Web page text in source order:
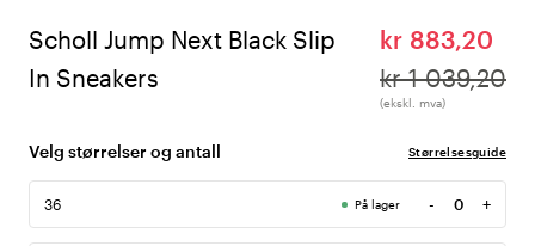
Scholl Jump Next Black Slip
In Sneakers
kr 883,20
kr 1 039,20
(ekskl. mva)
Velg størrelser og antall Størrelsesguide
36 På lager -
Antall
+